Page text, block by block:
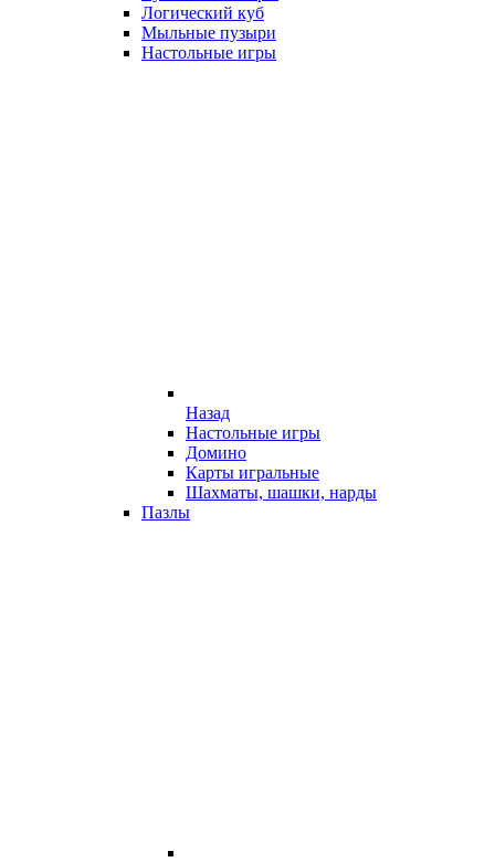
Логический куб
Мыльные пузыри
Настольные игры
Назад
Настольные игры
Домино
Карты игральные
Шахматы, шашки, нарды
Пазлы